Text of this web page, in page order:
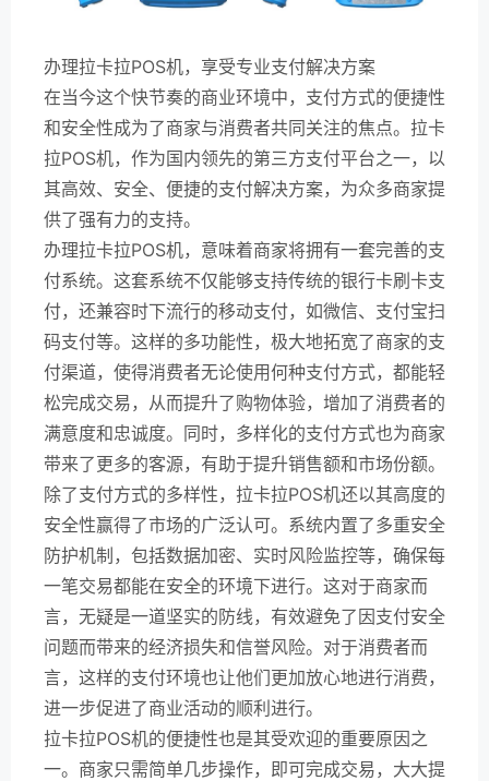
办理拉卡拉POS机，享受专业支付解决方案
在当今这个快节奏的商业环境中，支付方式的便捷性
和安全性成为了商家与消费者共同关注的焦点。拉卡
拉POS机，作为国内领先的第三方支付平台之一，以
其高效、安全、便捷的支付解决方案，为众多商家提
供了强有力的支持。
办理拉卡拉POS机，意味着商家将拥有一套完善的支
付系统。这套系统不仅能够支持传统的银行卡刷卡支
付，还兼容时下流行的移动支付，如微信、支付宝扫
码支付等。这样的多功能性，极大地拓宽了商家的支
付渠道，使得消费者无论使用何种支付方式，都能轻
松完成交易，从而提升了购物体验，增加了消费者的
满意度和忠诚度。同时，多样化的支付方式也为商家
带来了更多的客源，有助于提升销售额和市场份额。
除了支付方式的多样性，拉卡拉POS机还以其高度的
安全性赢得了市场的广泛认可。系统内置了多重安全
防护机制，包括数据加密、实时风险监控等，确保每
一笔交易都能在安全的环境下进行。这对于商家而
言，无疑是一道坚实的防线，有效避免了因支付安全
问题而带来的经济损失和信誉风险。对于消费者而
言，这样的支付环境也让他们更加放心地进行消费，
进一步促进了商业活动的顺利进行。
拉卡拉POS机的便捷性也是其受欢迎的重要原因之
一。商家只需简单几步操作，即可完成交易，大大提